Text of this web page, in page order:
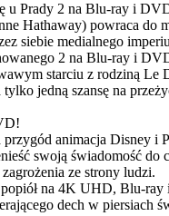
u Prady 2 na Blu-ray i
Hathaway) powraca do
siebie medialnego
2 na Blu-ray i
starciu z rodziną Le
tylko jedną szansę na
przygód animacja Disney
swoją świadomość do
ze strony ludzi.
na 4K UHD, Blu-
dech w piersiach